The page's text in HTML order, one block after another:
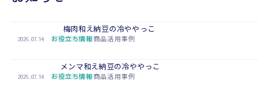
2026.07.14 お役立ち情報商品活用事例
梅肉和え納豆の冷ややっこ
2026.07.14 お役立ち情報商品活用事例
メンマ和え納豆の冷ややっこ